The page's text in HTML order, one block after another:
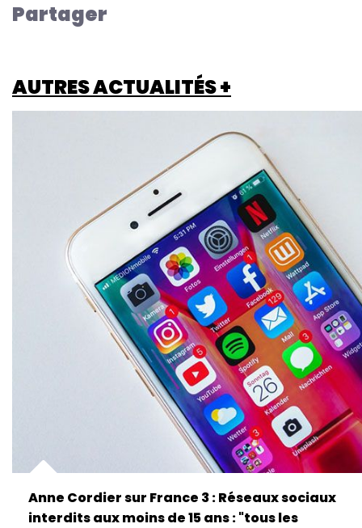
Partager
AUTRES ACTUALITÉS +
Anne Cordier sur France 3 : Réseaux sociaux
interdits aux moins de 15 ans : "tous les